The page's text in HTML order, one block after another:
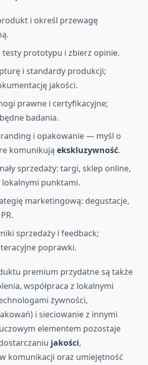
i określ przewagę
testy prototypu i zbierz opinie.
i standardy produkcji;
jakości.
prawne i certyfikacyjne;
badania.
i opakowanie — myśl o
komunikują ekskluzywność.
sprzedaży: targi, sklep online,
lokalnymi punktami.
marketingową: degustacje,
sprzedaży i feedback;
poprawki.
premium przydatne są także
współpraca z lokalnymi
żywności,
i sieciowanie z innymi
elementem pozostaje
jakości,
komunikacji oraz umiejętność